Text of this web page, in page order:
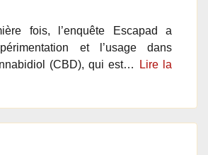
fois, l’enquête Escapad a
et l’usage dans
(CBD), qui est…
Lire la